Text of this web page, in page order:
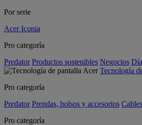
Por serie
Acer Iconia
Pro categoría
Predator Productos sostenibles Negocios
Tecnología
Pro categoría
Predator Prendas, bolsos y accesorios
Pro categoría